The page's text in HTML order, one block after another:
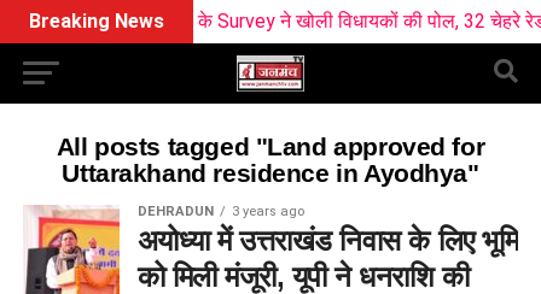
Breaking NewsBJP के Survey ने खोली विधायकों की पोल, 32 चेहरे रेड
All posts tagged "Land approved for
Uttarakhand residence in Ayodhya"
DEHRADUN 3 years ago
अयोध्या में उत्तराखंड निवास के लिए भूमि
को मिली मंजूरी, यूपी ने धनराशि की